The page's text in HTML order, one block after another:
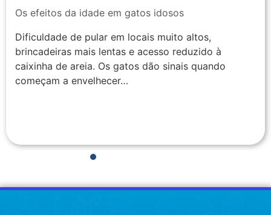
Os efeitos da idade em gatos idosos
Dificuldade de pular em locais muito altos,
brincadeiras mais lentas e acesso reduzido à
caixinha de areia. Os gatos dão sinais quando
começam a envelhecer…